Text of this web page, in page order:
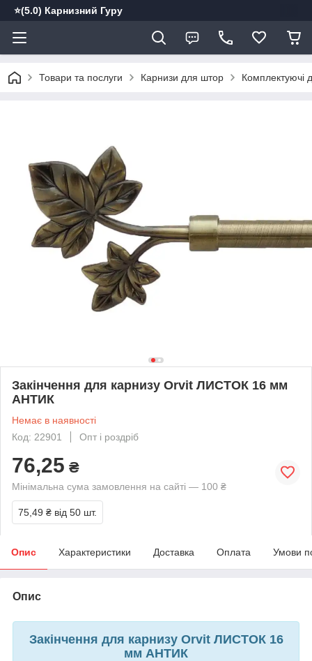
⭐️(5.0) Карнизний Гуру
Товари та послуги Карнизи для штор Комплектуючі
Закінчення для карнизу Orvit ЛИСТОК 16 мм
АНТИК
Немає в наявності
Код: 22901
Опт і роздріб
76,25 ₴
Мінімальна сума замовлення на сайті — 100 ₴
75,49 ₴ від 50 шт.
Опис Характеристики Доставка Оплата Умови
Опис
Закінчення для карнизу Orvit ЛИСТОК 16
мм АНТИК